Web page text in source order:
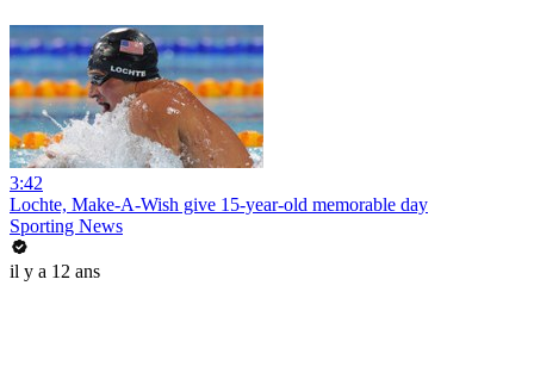
3:42
Lochte, Make-A-Wish give 15-year-old memorable day
Sporting News
il y a 12 ans